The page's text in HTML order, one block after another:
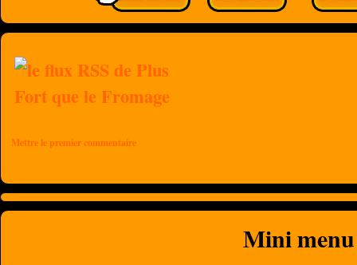
Mettre le premier commentaire
Mini menu